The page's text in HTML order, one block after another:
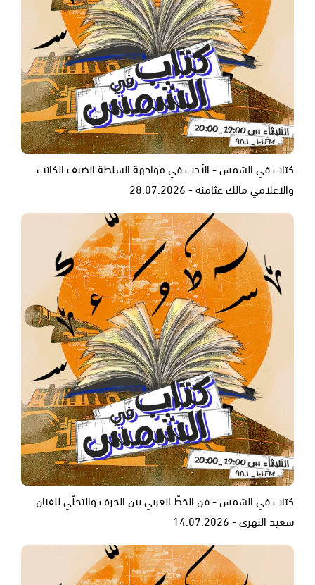
كتاب في الشمس - الأدب في مواجهة السلطة الضيف الكاتب
والاعلامي مالك عثامنة - 28.07.2026
كتاب في الشمس - فن الخطّ العربي بين الحرف والتجلّي للفنان
سعيد النهري - 14.07.2026